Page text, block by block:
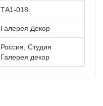
ТА1-018
Галерея Декор
Россия, Студия
Галерея декор